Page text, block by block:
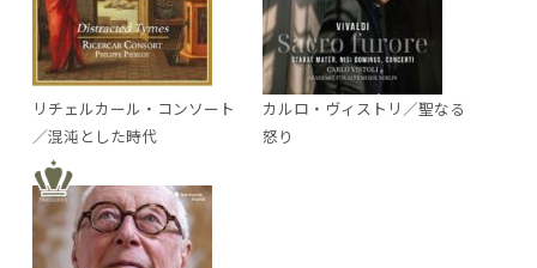
リチェルカール・コンソート
／混沌とした時代
カルロ・ヴィストリ／聖なる
怒り